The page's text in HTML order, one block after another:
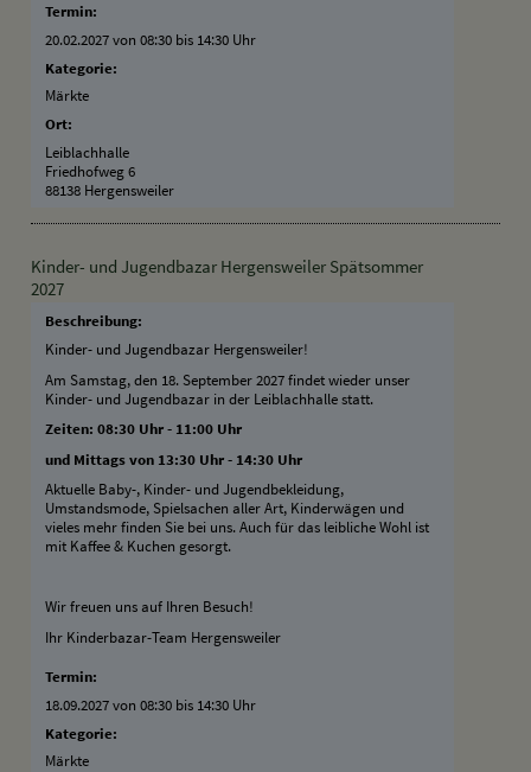
Termin:
20.02.2027 von 08:30 bis 14:30 Uhr
Kategorie:
Märkte
Ort:
Leiblachhalle
Friedhofweg 6
88138 Hergensweiler
Kinder- und Jugendbazar Hergensweiler Spätsommer
2027
Beschreibung:
Kinder- und Jugendbazar Hergensweiler!
Am Samstag, den 18. September 2027 findet wieder unser
Kinder- und Jugendbazar in der Leiblachhalle statt.
Zeiten: 08:30 Uhr - 11:00 Uhr
und Mittags von 13:30 Uhr - 14:30 Uhr
Aktuelle Baby-, Kinder- und Jugendbekleidung,
Umstandsmode, Spielsachen aller Art, Kinderwägen und
vieles mehr finden Sie bei uns. Auch für das leibliche Wohl ist
mit Kaffee & Kuchen gesorgt.
Wir freuen uns auf Ihren Besuch!
Ihr Kinderbazar-Team Hergensweiler
Termin:
18.09.2027 von 08:30 bis 14:30 Uhr
Kategorie:
Märkte